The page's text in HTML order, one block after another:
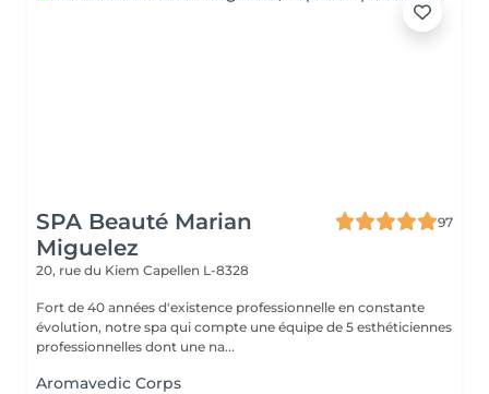
SPA Beauté Marian
Miguelez
97
20, rue du Kiem Capellen L-8328
Fort de 40 années d'existence professionnelle en constante
évolution, notre spa qui compte une équipe de 5 esthéticiennes
professionnelles dont une na...
Aromavedic Corps